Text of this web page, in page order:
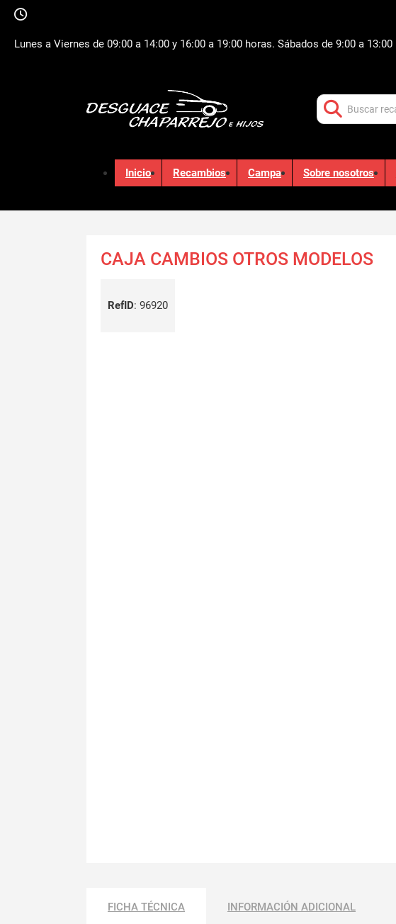
Lunes a Viernes de 09:00 a 14:00 y 16:00 a 19:00 horas. Sábados de 9:00 a 13:00
Inicio Recambios Campa Sobre nosotros
CAJA CAMBIOS OTROS MODELOS
RefID: 96920
FICHA TÉCNICA INFORMACIÓN ADICIONAL